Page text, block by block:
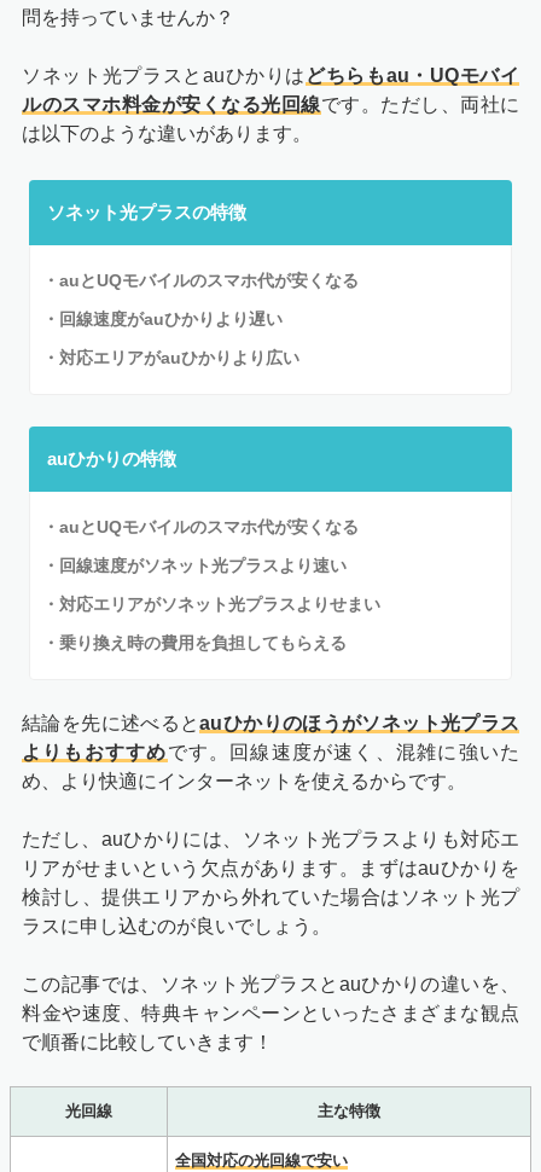
問を持っていませんか？
ソネット光プラスとauひかりは どちらもau・UQモバイ
ルのスマホ料金が安くなる光回線です。ただし、両社に
は以下のような違いがあります。
ソネット光プラスの特徴
・auとUQモバイルのスマホ代が安くなる
・回線速度がauひかりより遅い
・対応エリアがauひかりより広い
auひかりの特徴
・auとUQモバイルのスマホ代が安くなる
・回線速度がソネット光プラスより速い
・対応エリアがソネット光プラスよりせまい
・乗り換え時の費用を負担してもらえる
結論を先に述べるとauひかりのほうがソネット光プラス
よりもおすすめです。回線速度が速く、混雑に強いた
め、より快適にインターネットを使えるからです。
ただし、auひかりには、ソネット光プラスよりも対応エ
リアがせまいという欠点があります。まずはauひかりを
検討し、提供エリアから外れていた場合はソネット光プ
ラスに申し込むのが良いでしょう。
この記事では、ソネット光プラスとauひかりの違いを、
料金や速度、特典キャンペーンといったさまざまな観点
で順番に比較していきます！
光回線 主な特徴
全国対応の光回線で安い